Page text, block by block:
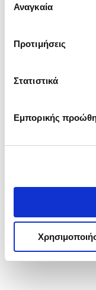
ενδιαφέρουν και
συγκατάθεσης
Αναγκαία
Προτιμήσεις
Στατιστικά
Εμπορικής